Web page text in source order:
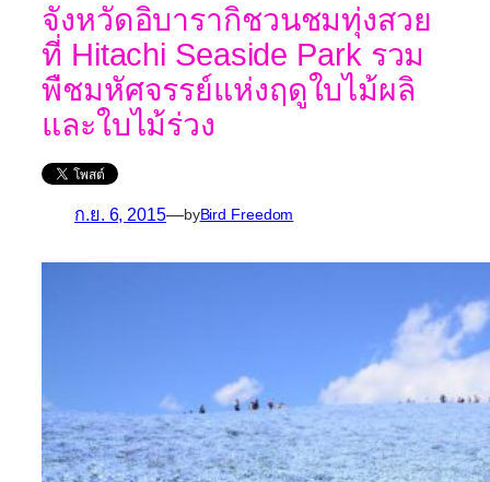
จังหวัดอิบารากิชวนชมทุ่งสวย
ที่ Hitachi Seaside Park รวม
พืชมหัศจรรย์แห่งฤดูใบไม้ผลิ
และใบไม้ร่วง
ก.ย. 6, 2015—byBird Freedom